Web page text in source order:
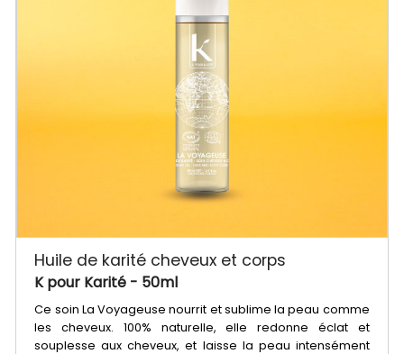
Huile de karité cheveux et corps
K pour Karité - 50ml
Ce soin La Voyageuse nourrit et sublime la peau comme
les cheveux. 100% naturelle, elle redonne éclat et
souplesse aux cheveux, et laisse la peau intensément